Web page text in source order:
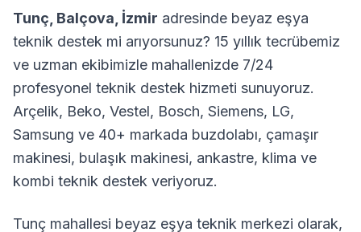
Tunç Balçova İzmir adresinde beyaz eşya
teknik destek mi arıyorsunuz? 15 yıllık tecrübemiz
ve uzman ekibimizle mahallenizde 7/24
profesyonel teknik destek hizmeti sunuyoruz.
Arçelik, Beko, Vestel, Bosch, Siemens, LG,
Samsung ve 40+ markada buzdolabı, çamaşır
makinesi, bulaşık makinesi, ankastre, klima ve
kombi teknik destek veriyoruz.
Tunç mahallesi beyaz eşya teknik merkezi olarak,